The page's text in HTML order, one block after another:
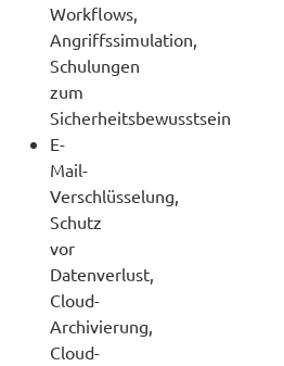
Workflows,
Angriffssimulation,
Schulungen
zum
Sicherheitsbewusstsein
E-
Mail-
Verschlüsselung,
Schutz
vor
Datenverlust,
Cloud-
Archivierung,
Cloud-